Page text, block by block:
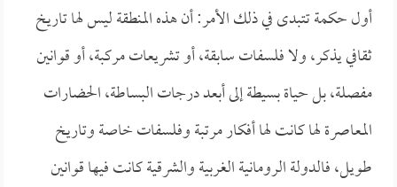
أول حكمة تتبدى في ذلك الأمر: أن هذه المنطقة ليس لها تاريخ
ثقافي يذكر، ولا فلسفات سابقة، أو تشريعات مركبة، أو قوانين
مفصلة، بل حياة بسيطة إلى أبعد درجات البساطة، الحضارات
المعاصرة لها كانت لها أفكار مرتبة وفلسفات خاصة وتاريخ
طويل، فالدولة الرومانية الغربية والشرقية كانت فيها قوانين